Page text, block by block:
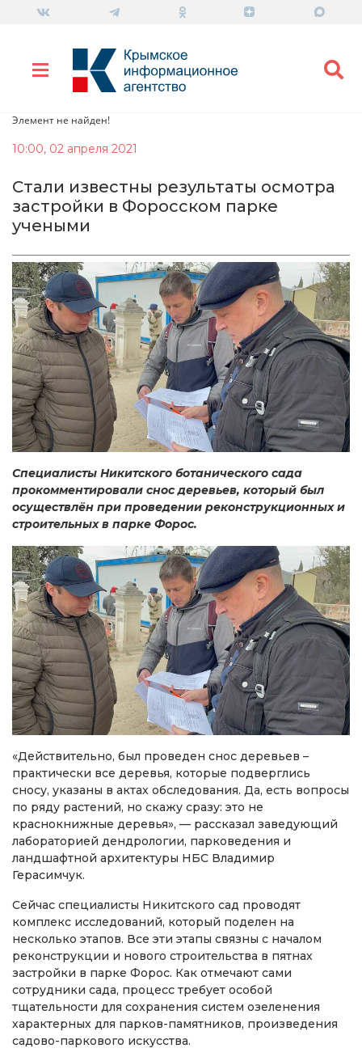
Элемент не найден!
10:00, 02 апреля 2021
Стали известны результаты осмотра
застройки в Форосском парке
учеными
Специалисты Никитского ботанического сада
прокомментировали снос деревьев, который был
осуществлён при проведении реконструкционных и
строительных в парке Форос.
«Действительно, был проведен снос деревьев –
практически все деревья, которые подверглись
сносу, указаны в актах обследования. Да, есть вопросы
по ряду растений, но скажу сразу: это не
краснокнижные деревья», — рассказал заведующий
лабораторией дендрологии, парковедения и
ландшафтной архитектуры НБС Владимир
Герасимчук.
Сейчас специалисты Никитского сад проводят
комплекс исследований, который поделен на
несколько этапов. Все эти этапы связны с началом
реконструкции и нового строительства в пятнах
застройки в парке Форос. Как отмечают сами
сотрудники сада, процесс требует особой
тщательности для сохранения систем озеленения
характерных для парков-памятников, произведения
садово-паркового искусства.